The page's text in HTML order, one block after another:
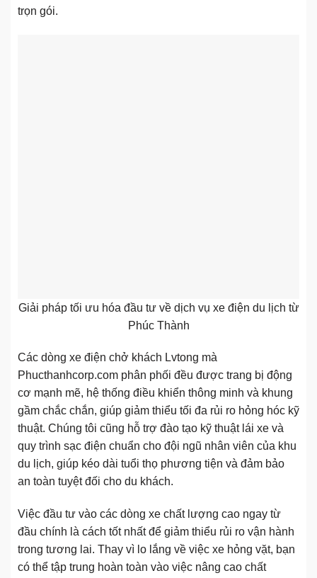
trọn gói.
Giải pháp tối ưu hóa đầu tư về dịch vụ xe điện du lịch từ
Phúc Thành
Các dòng xe điện chở khách Lvtong mà
Phucthanhcorp.com phân phối đều được trang bị động
cơ mạnh mẽ, hệ thống điều khiển thông minh và khung
gầm chắc chắn, giúp giảm thiểu tối đa rủi ro hỏng hóc kỹ
thuật. Chúng tôi cũng hỗ trợ đào tạo kỹ thuật lái xe và
quy trình sạc điện chuẩn cho đội ngũ nhân viên của khu
du lịch, giúp kéo dài tuổi thọ phương tiện và đảm bảo
an toàn tuyệt đối cho du khách.
Việc đầu tư vào các dòng xe chất lượng cao ngay từ
đầu chính là cách tốt nhất để giảm thiểu rủi ro vận hành
trong tương lai. Thay vì lo lắng về việc xe hỏng vặt, bạn
có thể tập trung hoàn toàn vào việc nâng cao chất